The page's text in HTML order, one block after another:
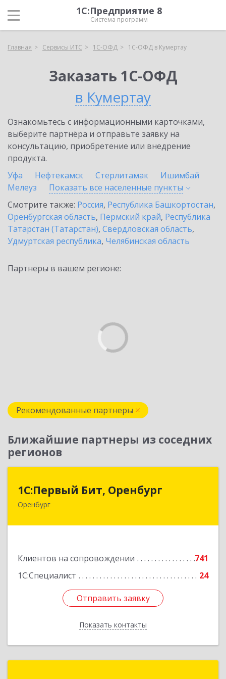
1С:Предприятие 8
Система программ
Главная Сервисы ИТС 1С-ОФД 1С-ОФД в Кумертау
Заказать 1С-ОФД
в Кумертау
Ознакомьтесь с информационными карточками,
выберите партнёра и отправьте заявку на
консультацию, приобретение или внедрение
продукта.
Уфа
Нефтекамск Стерлитамак
Ишимбай
Мелеуз
Показать все населенные пункты
Смотрите также: Россия, Республика Башкортостан,
Оренбургская область, Пермский край, Республика
Татарстан (Татарстан), Свердловская область,
Удмуртская республика, Челябинская область
Партнеры в вашем регионе:
Рекомендованные партнеры
Ближайшие партнеры из соседних
регионов
1С:Первый Бит, Оренбург
Оренбург
Клиентов на сопровождении
741
1С:Специалист
24
Отправить заявку
Показать контакты
1С:Первый Бит, Оренбург
460044, Оренбургская обл, Оренбург, Березка
Отправить заявку
Назад